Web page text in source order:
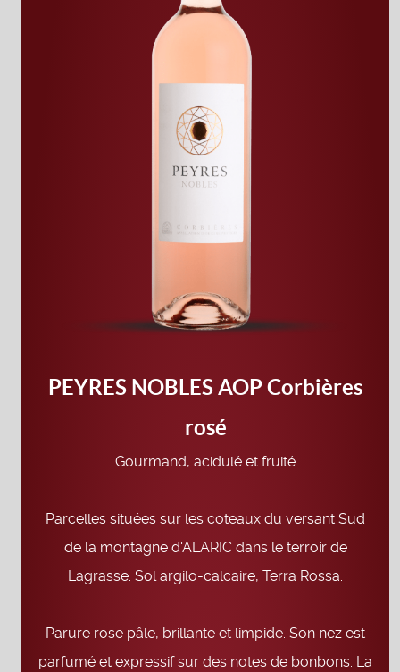
PEYRES NOBLES AOP Corbières
rosé
Gourmand, acidulé et fruité
Parcelles situées sur les coteaux du versant Sud
de la montagne d'ALARIC dans le terroir de
Lagrasse. Sol argilo-calcaire, Terra Rossa.
Parure rose pâle, brillante et limpide. Son nez est
parfumé et expressif sur des notes de bonbons. La